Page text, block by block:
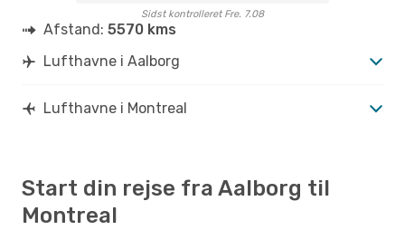
Sidst kontrolleret Fre. 7.08
Afstand: 5570 kms
Lufthavne i Aalborg
Lufthavne i Montreal
Start din rejse fra Aalborg til
Montreal